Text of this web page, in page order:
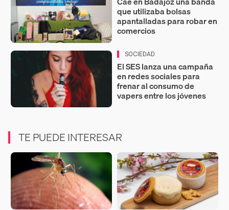
que utilizaba bolsas
apantalladas para robar en
comercios
SOCIEDAD
El SES lanza una campaña
en redes sociales para
frenar al consumo de
vapers entre los jóvenes
TE PUEDE INTERESAR